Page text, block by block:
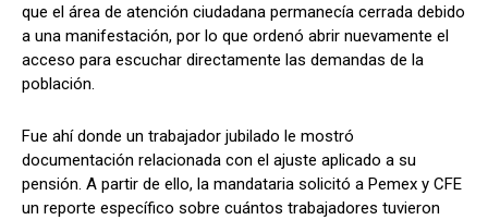
que el área de atención ciudadana permanecía cerrada debido
a una manifestación, por lo que ordenó abrir nuevamente el
acceso para escuchar directamente las demandas de la
población.
Fue ahí donde un trabajador jubilado le mostró
documentación relacionada con el ajuste aplicado a su
pensión. A partir de ello, la mandataria solicitó a Pemex y CFE
un reporte específico sobre cuántos trabajadores tuvieron